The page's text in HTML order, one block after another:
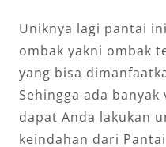
Uniknya lagi pantai
ombak yakni ombak
yang bisa
Sehingga ada
dapat Anda lakukan
keindahan dari